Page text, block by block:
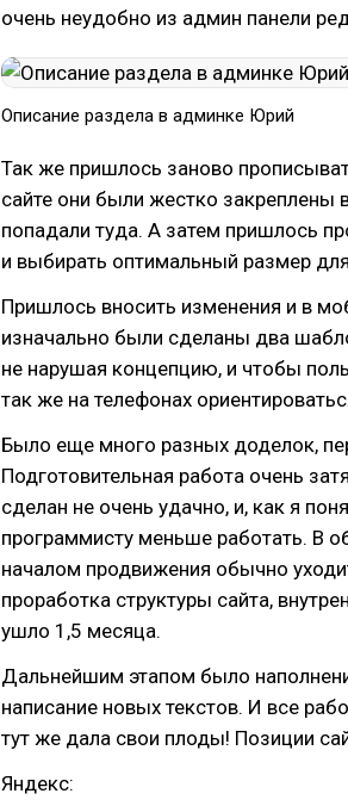
очень неудобно из админ панели
Описание раздела в админке Юрий
Так же пришлось заново
сайте они были жестко
попадали туда. А затем пришлось
и выбирать оптимальный размер
Пришлось вносить изменения и в
изначально были сделаны два
не нарушая концепцию, и чтобы
так же на телефонах
Было еще много разных доделок,
Подготовительная работа очень
сделан не очень удачно, и, как я
программисту меньше работать. В
началом продвижения обычно
проработка структуры сайта,
ушло 1,5 месяца.
Дальнейшим этапом было
написание новых текстов. И все
тут же дала свои плоды! Позиции
Яндекс: